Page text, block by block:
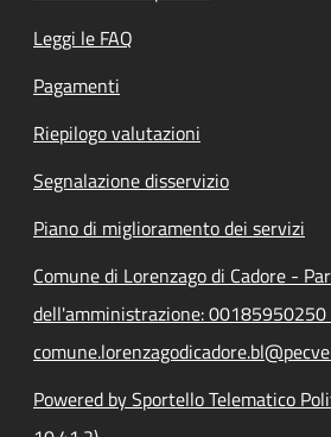
Leggi le FAQ
Pagamenti
Riepilogo valutazioni
Segnalazione disservizio
Piano di miglioramento dei servizi
Comune di Lorenzago di Cadore -
dell'amministrazione: 00185950250
Powered by Sportello Telematico